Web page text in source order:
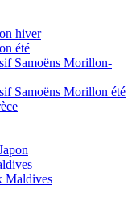
hiver
été
Samoëns Morillon-
Samoëns Morillon été
Maldives